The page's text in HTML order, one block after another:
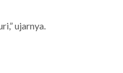
ujarnya.